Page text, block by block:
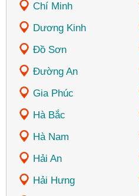
Chí Minh
Dương Kinh
Đồ Sơn
Đường An
Gia Phúc
Hà Bắc
Hà Nam
Hải An
Hải Hưng